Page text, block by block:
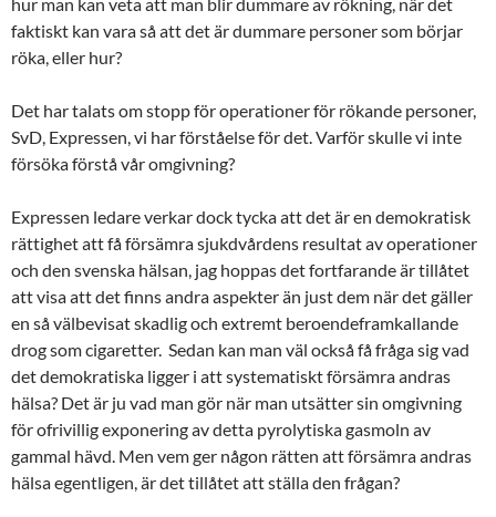
faktiskt kan vara så att det är dummare personer som börjar
röka, eller hur?
Det har talats om stopp för operationer för rökande personer,
SvD, Expressen, vi har förståelse för det. Varför skulle vi inte
försöka förstå vår omgivning?
Expressen ledare verkar dock tycka att det är en demokratisk
rättighet att få försämra sjukdvårdens resultat av operationer
och den svenska hälsan, jag hoppas det fortfarande är tillåtet
att visa att det finns andra aspekter än just dem när det gäller
en så välbevisat skadlig och extremt beroendeframkallande
drog som cigaretter. Sedan kan man väl också få fråga sig vad
det demokratiska ligger i att systematiskt försämra andras
hälsa? Det är ju vad man gör när man utsätter sin omgivning
för ofrivillig exponering av detta pyrolytiska gasmoln av
gammal hävd. Men vem ger någon rätten att försämra andras
hälsa egentligen, är det tillåtet att ställa den frågan?